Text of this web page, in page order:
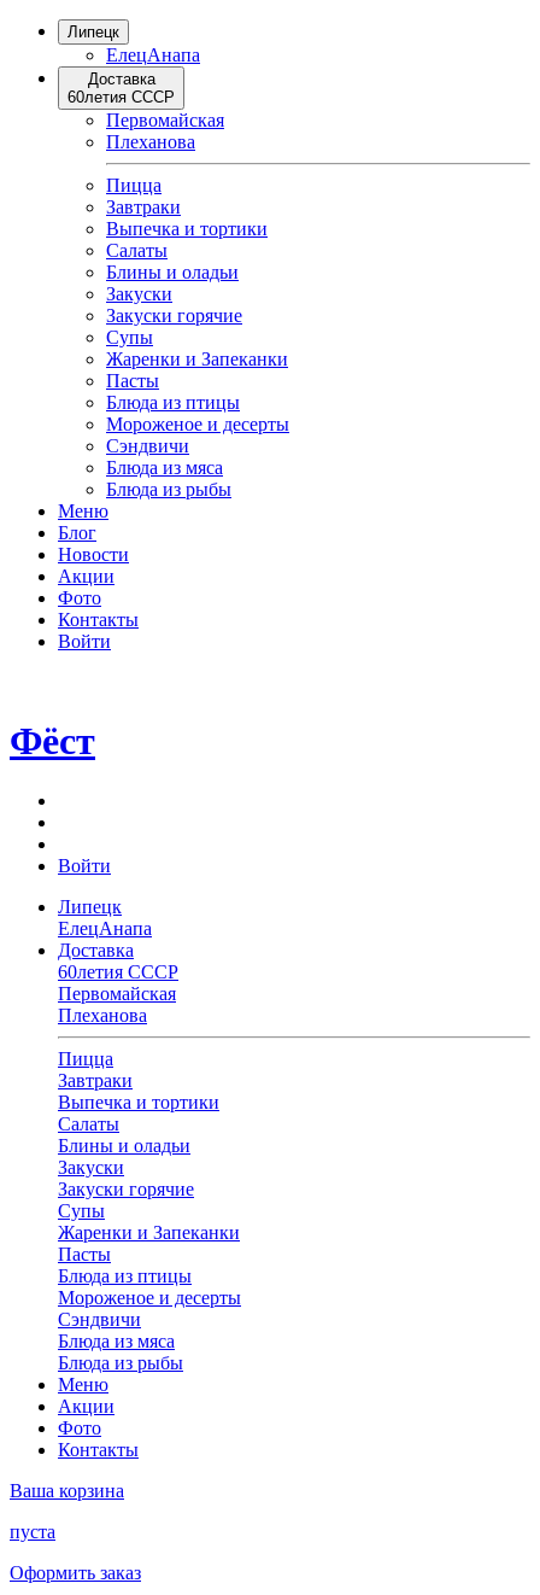
Липецк
ЕлецАнапа
Доставка
60летия СССР
Первомайская
Плеханова
Пицца
Завтраки
Выпечка и тортики
Салаты
Блины и оладьи
Закуски
Закуски горячие
Супы
Жаренки и Запеканки
Пасты
Блюда из птицы
Мороженое и десерты
Сэндвичи
Блюда из мяса
Блюда из рыбы
Меню
Блог
Новости
Акции
Фото
Контакты
Войти
Фёст
Войти
Липецк
ЕлецАнапа
Доставка
60летия СССР
Первомайская
Плеханова
Пицца
Завтраки
Выпечка и тортики
Салаты
Блины и оладьи
Закуски
Закуски горячие
Супы
Жаренки и Запеканки
Пасты
Блюда из птицы
Мороженое и десерты
Сэндвичи
Блюда из мяса
Блюда из рыбы
Меню
Акции
Фото
Контакты
Ваша корзина
пуста
Оформить заказ